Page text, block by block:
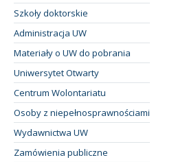
Szkoły doktorskie
Administracja UW
Materiały o UW do pobrania
Uniwersytet Otwarty
Centrum Wolontariatu
Osoby z niepełnosprawnościami
Wydawnictwa UW
Zamówienia publiczne